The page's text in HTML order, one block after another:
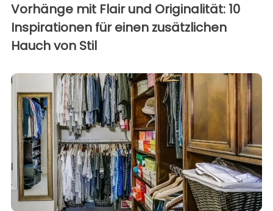
Vorhänge mit Flair und Originalität: 10
Inspirationen für einen zusätzlichen
Hauch von Stil